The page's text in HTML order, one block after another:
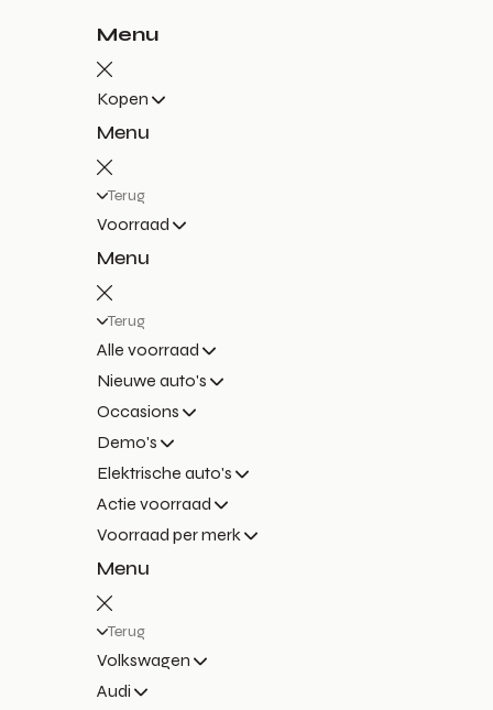
Menu
Kopen
Menu
Terug
Voorraad
Menu
Terug
Alle voorraad
Nieuwe auto's
Occasions
Demo's
Elektrische auto's
Actie voorraad
Voorraad per merk
Menu
Terug
Volkswagen
Audi